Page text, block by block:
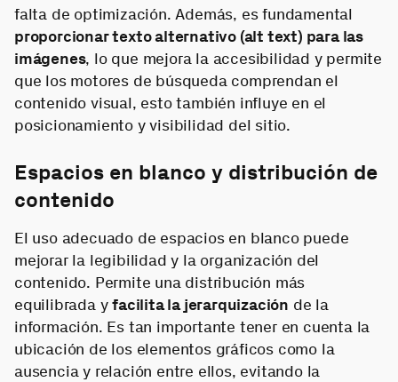
falta de optimización. Además, es fundamental
proporcionar texto alternativo (alt text) para las
imágenes, lo que mejora la accesibilidad y permite
que los motores de búsqueda comprendan el
contenido visual, esto también influye en el
posicionamiento y visibilidad del sitio.
Espacios en blanco y distribución de
contenido
El uso adecuado de espacios en blanco puede
mejorar la legibilidad y la organización del
contenido. Permite una distribución más
equilibrada yfacilita la jerarquización de la
información. Es tan importante tener en cuenta la
ubicación de los elementos gráficos como la
ausencia y relación entre ellos, evitando la